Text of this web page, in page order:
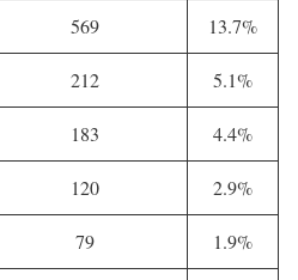
569 13.7%
212 5.1%
183 4.4%
120 2.9%
79 1.9%